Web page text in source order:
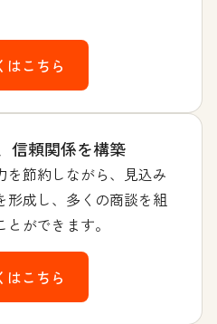
はこちら
信頼関係を構築
を節約しながら、見込み
形成し、多くの商談を組
ができます。
はこちら